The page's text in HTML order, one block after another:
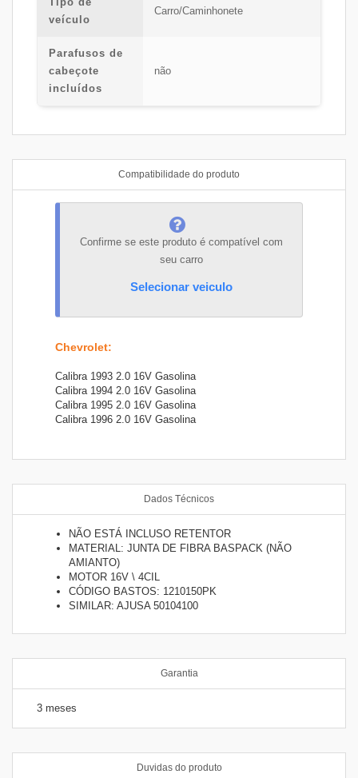
veículo
Carro/Caminhonete
Parafusos de
cabeçote
incluídos
não
Compatibilidade do produto
Confirme se este produto é compatível com
seu carro
Selecionar veiculo
Chevrolet:
Calibra 1993 2.0 16V Gasolina
Calibra 1994 2.0 16V Gasolina
Calibra 1995 2.0 16V Gasolina
Calibra 1996 2.0 16V Gasolina
Dados Técnicos
NÃO ESTÁ INCLUSO RETENTOR
MATERIAL: JUNTA DE FIBRA BASPACK (NÃO
AMIANTO)
MOTOR 16V \ 4CIL
CÓDIGO BASTOS: 1210150PK
SIMILAR: AJUSA 50104100
Garantia
3 meses
Duvidas do produto